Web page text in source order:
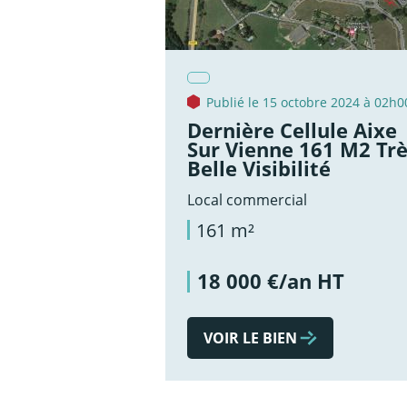
Publié le 15 octobre 2024 à
Dernière Cellule Aixe
Sur Vienne 161 M2
Belle Visibilité
Local commercial
161 m²
18 000 €/an HT
VOIR LE BIEN